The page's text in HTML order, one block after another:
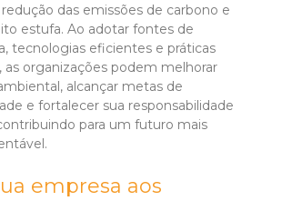
das emissões de carbono e
estufa.Ao adotar fontes de
tecnologias eficientes e práticas
as organizações podem melhorar
alcançar metas de
e fortalecer sua responsabilidade
para um futuro mais
empresa aos